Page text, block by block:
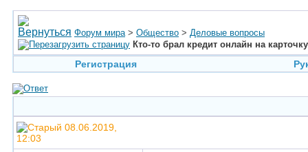
Форум мира > Общество > Деловые вопросы
Кто-то брал кредит онлайн на
Регистрация
08.06.2019,
12:03